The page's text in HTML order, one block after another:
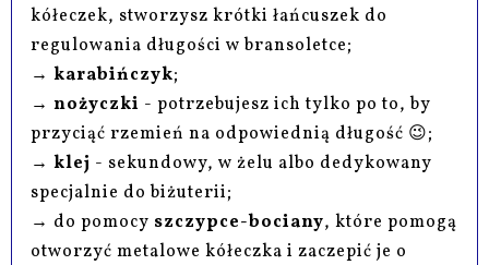
kółeczek, stworzysz krótki łańcuszek do
regulowania długości w bransoletce;
→karabińczyk;
→nożyczki - potrzebujesz ich tylko po to, by
przyciąć rzemień na odpowiednią długość 😉;
→klej - sekundowy, w żelu albo dedykowany
specjalnie do biżuterii;
→ do pomocy szczypce-bociany, które pomogą
otworzyć metalowe kółeczka i zaczepić je o